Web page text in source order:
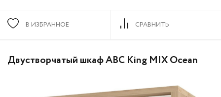
В ИЗБРАННОЕ СРАВНИТЬ
Двустворчатый шкаф ABC King MIX Ocean